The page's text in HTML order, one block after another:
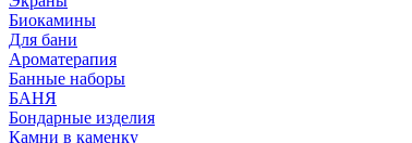
Биокамины
Для бани
Ароматерапия
Банные наборы
БАНЯ
Бондарные изделия
Камни в каменку